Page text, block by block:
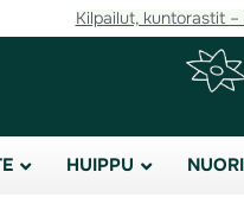
Kilpailut, kuntorastit –
HUIPPU